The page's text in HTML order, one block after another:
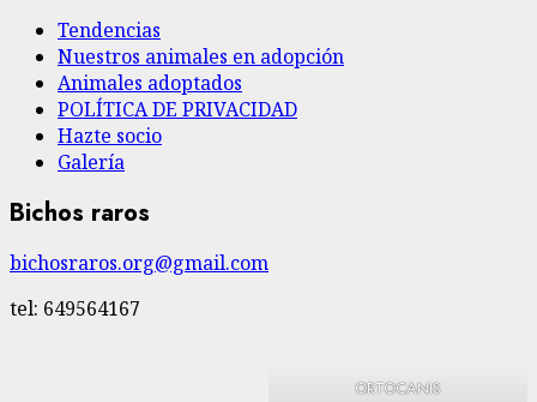
Tendencias
Nuestros animales en adopción
Animales adoptados
POLÍTICA DE PRIVACIDAD
Hazte socio
Galería
Bichos raros
bichosraros.org@gmail.com
tel: 649564167
ORTOCANIS